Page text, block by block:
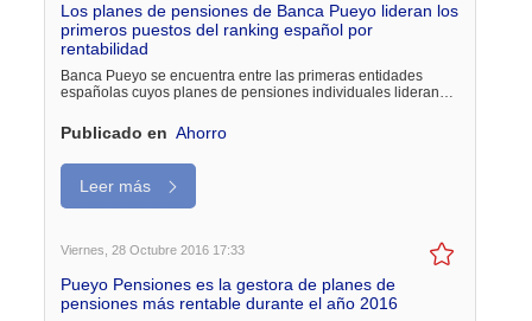
Los planes de pensiones de Banca Pueyo lideran los
primeros puestos del ranking español por
rentabilidad
Banca Pueyo se encuentra entre las primeras entidades
españolas cuyos planes de pensiones individuales lideran…
Publicado en Ahorro
Leer más
Viernes, 28 Octubre 2016 17:33
Pueyo Pensiones es la gestora de planes de
pensiones más rentable durante el año 2016